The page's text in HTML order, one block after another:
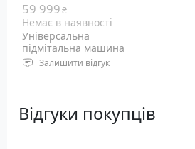
59 999₴
Немає в наявності
Універсальна
підмітальна машина
Dakr SB85
Залишити відгук
швидкість руху: 2 - 5 км/
год (3 вперед)
Відгуки покупців